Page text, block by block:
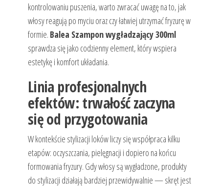
kontrolowaniu puszenia, warto zwracać uwagę na to, jak
włosy reagują po myciu oraz czy łatwiej utrzymać fryzurę w
formie. Balea Szampon wygładzający 300ml
sprawdza się jako codzienny element, który wspiera
estetykę i komfort układania.
Linia profesjonalnych
efektów: trwałość zaczyna
się od przygotowania
W kontekście stylizacji loków liczy się współpraca kilku
etapów: oczyszczania, pielęgnacji i dopiero na końcu
formowania fryzury. Gdy włosy są wygładzone, produkty
do stylizacji działają bardziej przewidywalnie — skręt jest